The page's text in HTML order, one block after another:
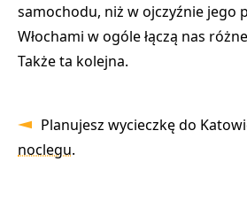
samochodu, niż w ojczyźnie jego
Włochami w ogóle łączą nas
Także ta kolejna.
Planujesz wycieczkę do
noclegu.